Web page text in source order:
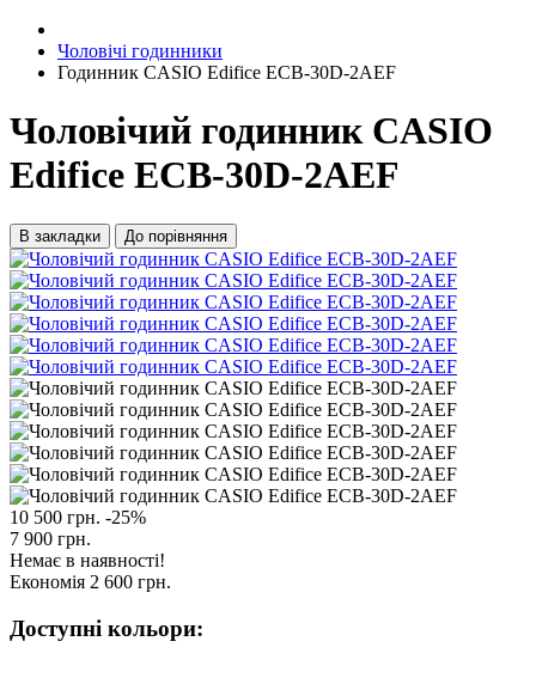
Чоловічі годинники
Годинник CASIO Edifice ECB-30D-2AEF
Чоловічий годинник CASIO
Edifice ECB-30D-2AEF
В закладки До порівняння
10 500 грн. -25%
7 900 грн.
Немає в наявності!
Економія 2 600 грн.
Доступні кольори: